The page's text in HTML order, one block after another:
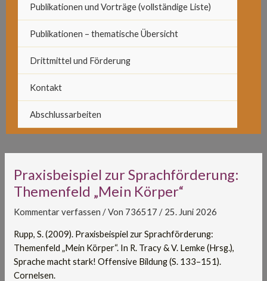
Publikationen und Vorträge (vollständige Liste)
Publikationen – thematische Übersicht
Drittmittel und Förderung
Kontakt
Abschlussarbeiten
Praxisbeispiel zur Sprachförderung:
Themenfeld „Mein Körper“
Kommentar verfassen / Von 736517 / 25. Juni 2026
Rupp, S. (2009). Praxisbeispiel zur Sprachförderung:
Themenfeld „Mein Körper“. In R. Tracy & V. Lemke (Hrsg.),
Sprache macht stark! Offensive Bildung (S. 133–151).
Cornelsen.